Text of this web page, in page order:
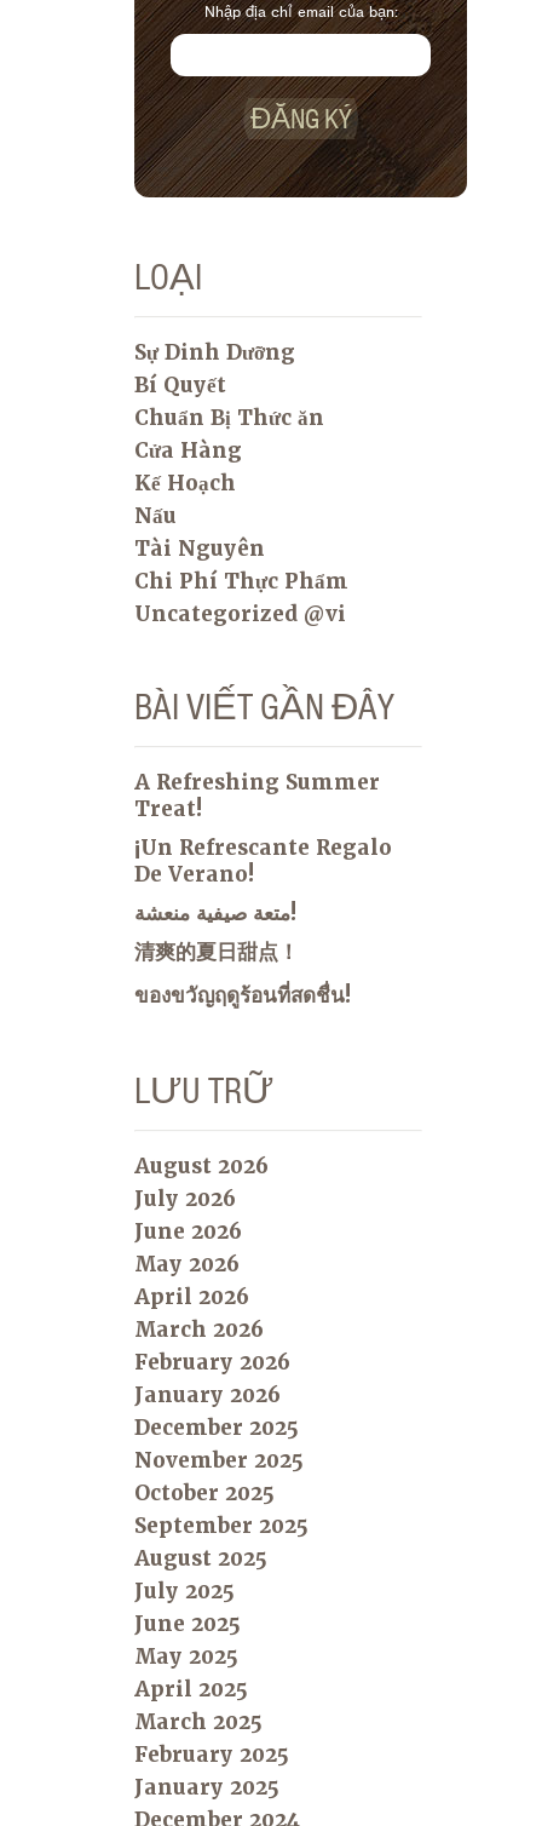
Nhập địa chỉ email của bạn:
ĐĂNG KÝ
LOẠI
Sự Dinh Dưỡng
Bí Quyết
Chuẩn Bị Thức ăn
Cửa Hàng
Kế Hoạch
Nấu
Tài Nguyên
Chi Phí Thực Phẩm
Uncategorized @vi
BÀI VIẾT GẦN ĐÂY
A Refreshing Summer
Treat!
¡Un Refrescante Regalo
De Verano!
متعة صيفية منعشة!
清爽的夏日甜点！
ของขวัญฤดูร้อนที่สดชื่น!
LƯU TRỮ
August 2026
July 2026
June 2026
May 2026
April 2026
March 2026
February 2026
January 2026
December 2025
November 2025
October 2025
September 2025
August 2025
July 2025
June 2025
May 2025
April 2025
March 2025
February 2025
January 2025
December 2024